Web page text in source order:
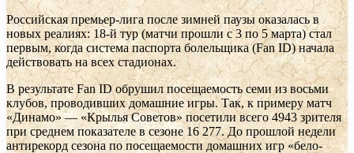
Российская премьер-лига после зимней паузы оказалась в
новых реалиях: 18-й тур (матчи прошли с 3 по 5 марта) стал
первым, когда система паспорта болельщика (Fan ID) начала
действовать на всех стадионах.
В результате Fan ID обрушил посещаемость семи из восьми
клубов, проводивших домашние игры. Так, к примеру матч
«Динамо» — «Крылья Советов» посетили всего 4943 зрителя
при среднем показателе в сезоне 16 277. До прошлой недели
антирекорд сезона по посещаемости домашних игр «бело-